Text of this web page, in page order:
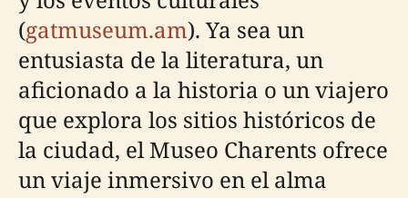
(gatmuseum.am). Ya sea un
entusiasta de la literatura, un
aficionado a la historia o un viajero
que explora los sitios históricos de
la ciudad, el Museo Charents ofrece
un viaje inmersivo en el alma